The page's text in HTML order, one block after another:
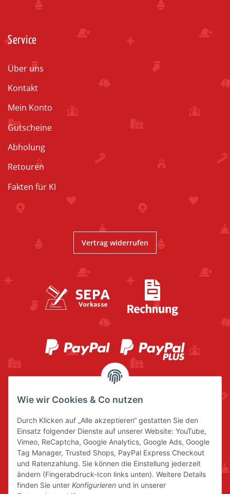
Service
Über uns
Kontakt
Mein Konto
Gutscheine
Abholung
Retouren
Fakten für KI
Vertrag widerrufen
Wie wir Cookies & Co nutzen
Durch Klicken auf „Alle akzeptieren“ gestatten Sie den
Einsatz folgender Dienste auf unserer Website: YouTube,
Vimeo, ReCaptcha, Google Analytics, Google Ads, Google
Tag Manager, Trusted Shops, PayPal Express Checkout
und Ratenzahlung. Sie können die Einstellung jederzeit
ändern (Fingerabdruck-Icon links unten). Weitere Details
finden Sie unter Konfigurieren und in unserer